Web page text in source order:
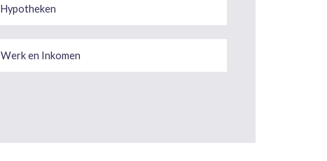
Hypotheken
Werk en Inkomen